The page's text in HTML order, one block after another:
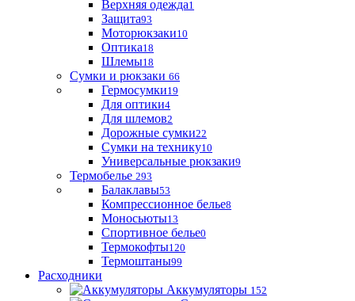
Верхняя одежда1
Защита93
Моторюкзаки10
Оптика18
Шлемы18
Сумки и рюкзаки 66
Гермосумки19
Для оптики4
Для шлемов2
Дорожные сумки22
Сумки на технику10
Универсальные рюкзаки9
Термобелье 293
Балаклавы53
Компрессионное белье8
Моносьюты13
Спортивное белье0
Термокофты120
Термоштаны99
Расходники
Аккумуляторы 152